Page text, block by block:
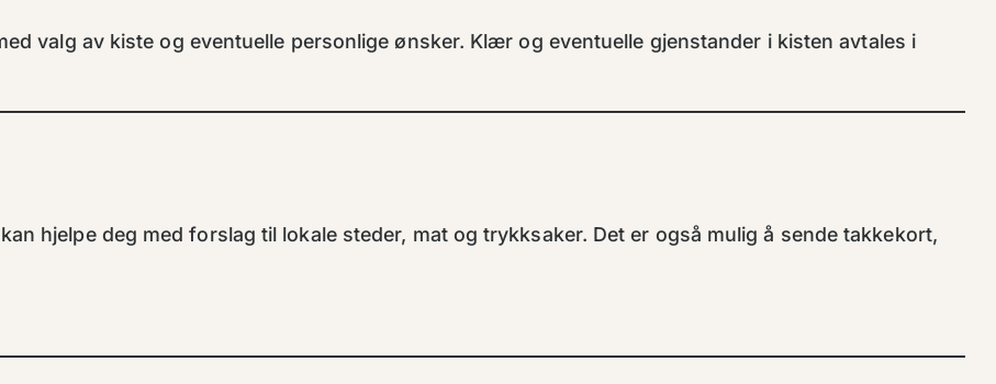
valg av kiste og eventuelle personlige ønsker. Klær og eventuelle gjenstander i kisten avtales i
hjelpe deg med forslag til lokale steder, mat og trykksaker. Det er også mulig å sende takkekort,